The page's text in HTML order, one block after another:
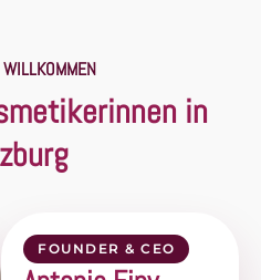
in
FOUNDER & CEO